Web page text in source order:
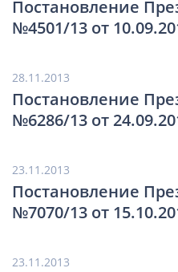
Постановление
№4501/13 от
28.11.2013
Постановление
№6286/13 от
23.11.2013
Постановление
№7070/13 от
23.11.2013